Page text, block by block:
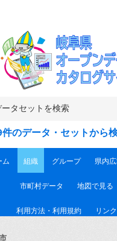
件のデータ・セットから
ム 組織 グループ 県内
市町村データ 地図で見る
利用方法・利用規約 リンク